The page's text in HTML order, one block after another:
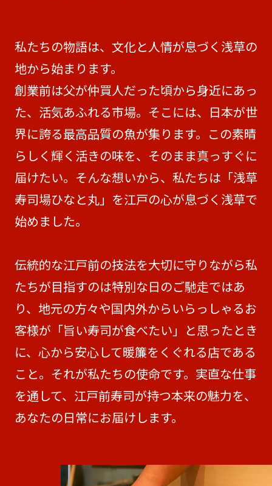
私たちの物語は、文化と人情が息づく浅草の
地から始まります。
創業前は父が仲買人だった頃から身近にあっ
た、活気あふれる市場。そこには、日本が世
界に誇る最高品質の魚が集ります。この素晴
らしく輝く活きの味を、そのまま真っすぐに
届けたい。そんな想いから、私たちは「浅草
寿司場ひなと丸」を江戸の心が息づく浅草で
始めました。
伝統的な江戸前の技法を大切に守りながら私
たちが目指すのは特別な日のご馳走ではあ
り、地元の方々や国内外からいらっしゃるお
客様が「旨い寿司が食べたい」と思ったとき
に、心から安心して暖簾をくぐれる店である
こと。それが私たちの使命です。実直な仕事
を通して、江戸前寿司が持つ本来の魅力を、
あなたの日常にお届けします。